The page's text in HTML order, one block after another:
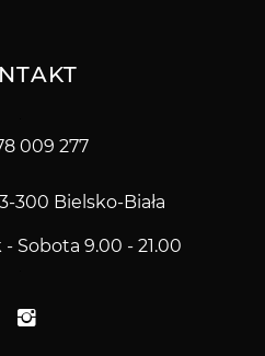
009 277
300 Bielsko-Biała
- Sobota 9.00 - 21.00